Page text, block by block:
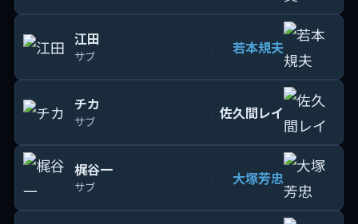
江田
サブ 若本規夫
チカ
サブ 佐久間レイ
梶谷一
サブ 大塚芳忠